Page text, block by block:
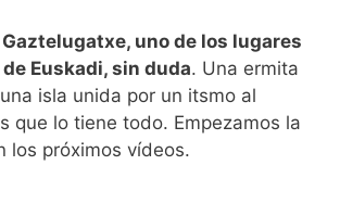
uno de los lugares
Euskadi, sin duda. Una ermita
isla unida por un itsmo al
que lo tiene todo. Empezamos la
los próximos vídeos.